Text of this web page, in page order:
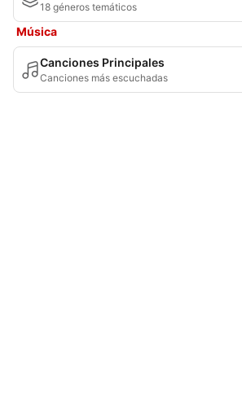
18 géneros temáticos
Música
Canciones Principales
Canciones más escuchadas